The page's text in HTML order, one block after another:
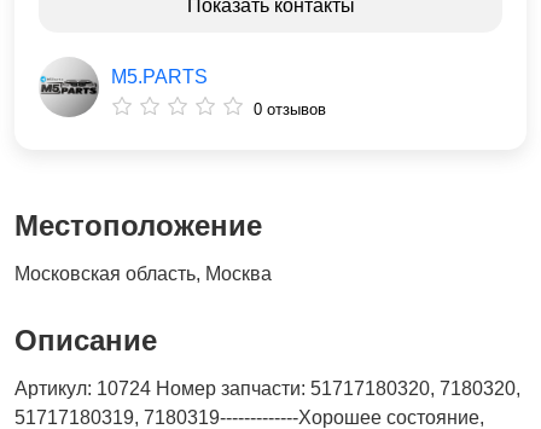
Местоположение
Московская область, Москва
Описание
Артикул: 10724 Номер запчасти: 51717180320, 7180320,
51717180319, 7180319-------------Хорошее состояние,
Показать контакты
M5.PARTS
0 отзывов